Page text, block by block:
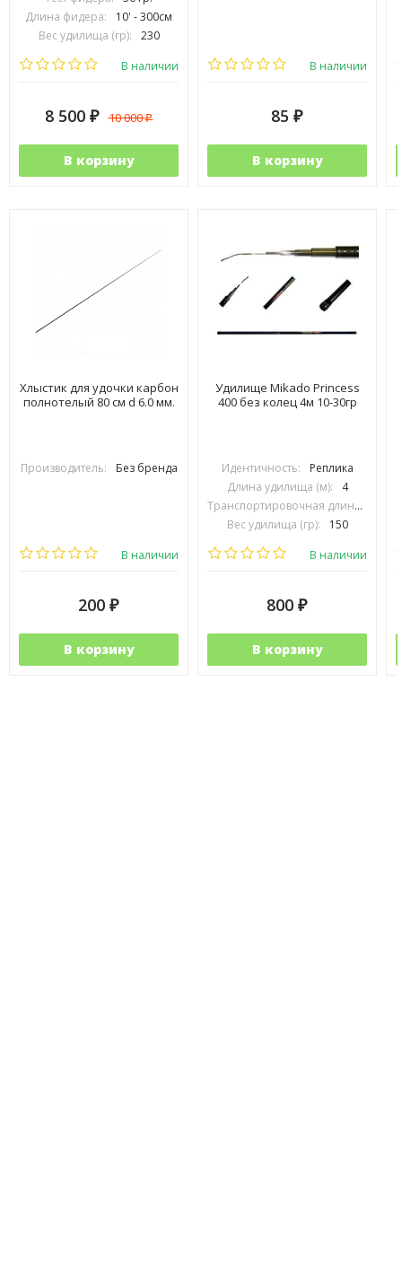
Длина фидера:
10' - 300см
Вес удилища (гр):
230
154
В наличии
8 500 ₽ 10 000₽
В корзину
В наличии
85 ₽
В корзину
Хлыстик для удочки карбон
полнотелый 80 см d 6.0 мм.
Производитель: Без бренда
В наличии
200 ₽
В корзину
Удилище Mikado Princess
400 без колец 4м 10-30гр
Идентичность:
Реплика
Длина удилища (м):
4
Транспортировочная длина (см):
Вес удилища (гр):
150
Материал удилища:
В наличии
800 ₽
В корзину